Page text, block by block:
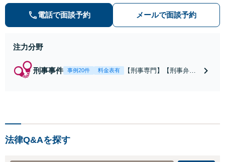
【弁護士泉義孝が相談、刑事弁護を
担当】【逮捕・勾留でお悩みの方は
電話で面談予約 メールで面談予約
注力分野
刑事事件 事例20件 料金表有
【刑事専門】【刑事弁護
非弁護士泉義孝にご相談
法律Q&Aを探す